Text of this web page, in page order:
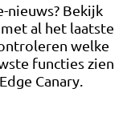
nieuws? Bekijk
al het laatste
welke
functies zien
Canary.